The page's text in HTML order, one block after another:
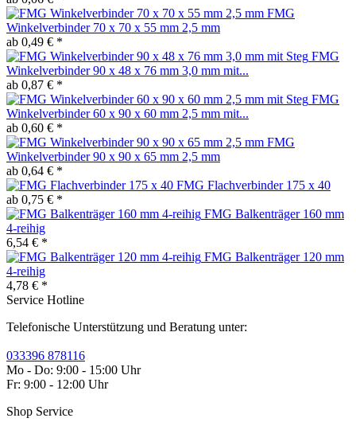
FMG
Winkelverbinder 70 x 70 x 55 mm 2,5 mm
ab 0,49 € *
FMG
Winkelverbinder 90 x 48 x 76 mm 3,0 mm mit...
ab 0,87 € *
FMG
Winkelverbinder 60 x 90 x 60 mm 2,5 mm mit...
ab 0,60 € *
FMG
Winkelverbinder 90 x 90 x 65 mm 2,5 mm
ab 0,64 € *
FMG Flachverbinder 175 x 40
ab 0,75 € *
FMG Balkenträger 160 mm
4-reihig
6,54 € *
FMG Balkenträger 120 mm
4-reihig
4,78 € *
Service Hotline
Telefonische Unterstützung und Beratung unter:
033396 878116
Mo - Do: 9:00 - 15:00 Uhr
Fr: 9:00 - 12:00 Uhr
Shop Service